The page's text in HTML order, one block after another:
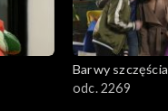
Barwy szczęścia
odc. 2269